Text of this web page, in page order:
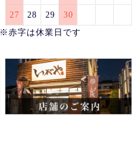
27 28 29
30
※赤字は休業日です